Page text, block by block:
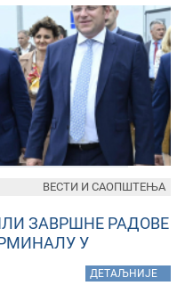
ЗАВРШНЕ РАДОВЕ
У
ДЕТАЉНИЈЕ
ВЕСТИ И САОПШТЕЊА